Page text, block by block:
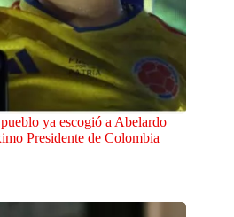
ya escogió a Abelardo
Presidente de Colombia